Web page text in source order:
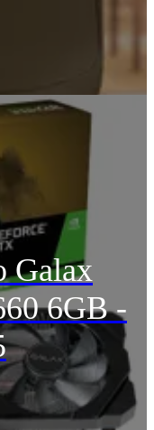
Galax
6GB -